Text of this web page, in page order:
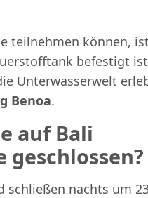
teilnehmen können,
befestigt
Unterwasserwelt
Benoa.
auf Bali
geschlossen?
schließen nachts um